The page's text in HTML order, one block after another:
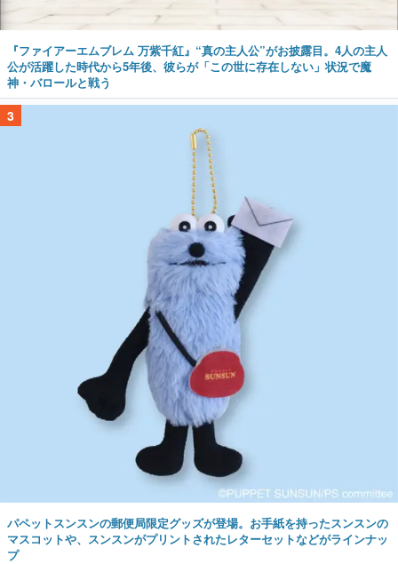
『ファイアーエムブレム 万紫千紅』“真の主人公”がお披露目。4人の主人
公が活躍した時代から5年後、彼らが「この世に存在しない」状況で魔
神・バロールと戦う
3
パペットスンスンの郵便局限定グッズが登場。お手紙を持ったスンスンの
マスコットや、スンスンがプリントされたレターセットなどがラインナッ
プ